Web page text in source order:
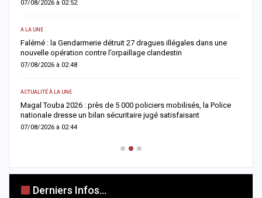
07/08/2026 à 02:52
A LA UNE
Falémé : la Gendarmerie détruit 27 dragues illégales dans une
nouvelle opération contre l’orpaillage clandestin
07/08/2026 à 02:48
ACTUALITÉ À LA UNE
Magal Touba 2026 : près de 5 000 policiers mobilisés, la Police
nationale dresse un bilan sécuritaire jugé satisfaisant
07/08/2026 à 02:44
Derniers Infos...